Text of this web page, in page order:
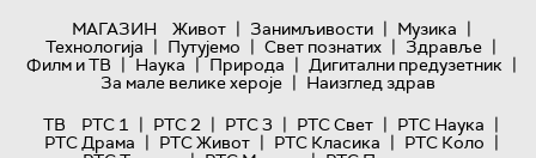
МАГАЗИН
Живот | Занимљивости | Музика |
Технологијa | Путујемо | Свет познатих | Здравље |
Филм и ТВ | Наука | Природа | Дигитални предузетник |
За мале велике хероје | Наизглед здрав
ТВ
РТС 1 | РТС 2 | РТС 3 | РТС Свет | РТС Наука |
РТС Драма | РТС Живот | РТС Класика | РТС Коло |